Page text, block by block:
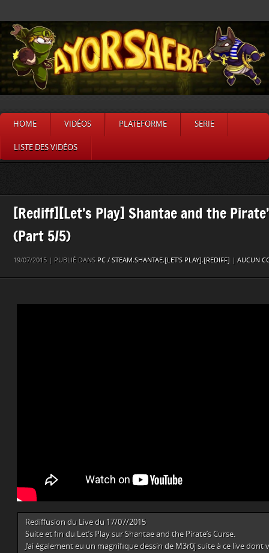
HOME VIDÉOS PLATEFORME SERIE
LISTE DES VIDÉOS
[Rediff][Let’s Play] Shantae and the
(Part 5/5)
19/07/2015 | PUBLIÉ DANS PC / STEAM,SHANTAE,[LET'S PLAY],[REDIFF] AUCUN
Rediffusion du Live du 17/07/2015
Suite et fin du Let’s Play sur Shantae and the Pirate’s Curse.
J’ai également eu un magnifique dessin de M3r0j suite à ce live dont